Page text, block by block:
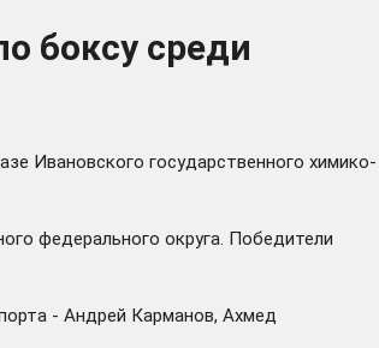
боксу среди
Ивановского государственного химико-
федерального округа. Победители
- Андрей Карманов, Ахмед